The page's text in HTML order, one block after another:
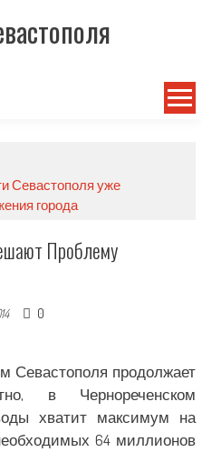
Севастополя уже
города
Проблему
0
Севастополя продолжает
в Чернореченском
хватит максимум на
64 миллионов